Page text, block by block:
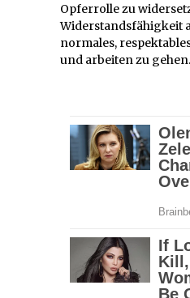
Opferrolle zu
Widerstandsfähigkeit
normales,
und arbeiten zu gehen.